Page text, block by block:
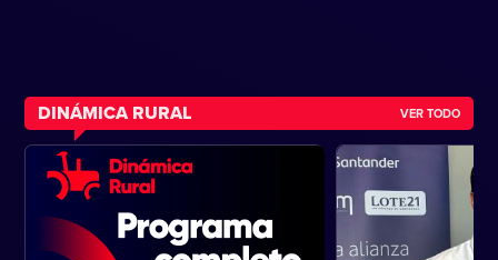
DINÁMICA RURAL VER TODO